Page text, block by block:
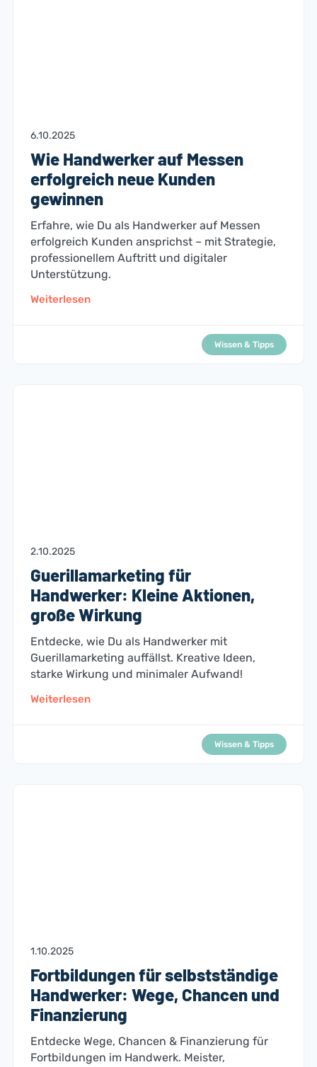
6.10.2025
Wie Handwerker auf Messen
erfolgreich neue Kunden
gewinnen
Erfahre, wie Du als Handwerker auf Messen
erfolgreich Kunden ansprichst – mit Strategie,
professionellem Auftritt und digitaler
Unterstützung.
Weiterlesen
Wissen & Tipps
2.10.2025
Guerillamarketing für
Handwerker: Kleine Aktionen,
große Wirkung
Entdecke, wie Du als Handwerker mit
Guerillamarketing auffällst. Kreative Ideen,
starke Wirkung und minimaler Aufwand!
Weiterlesen
Wissen & Tipps
1.10.2025
Fortbildungen für selbstständige
Handwerker: Wege, Chancen und
Finanzierung
Entdecke Wege, Chancen & Finanzierung für
Fortbildungen im Handwerk. Meister,